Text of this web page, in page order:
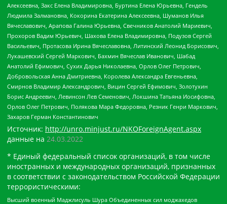
Алексеевна, Закс Елена Владимировна, Буртина Елена Юрьевна, Гендель
Людмила Залмановна, Кокорина Екатерина Алексеевна, Шуманов Илья
Вячеславович, Арапова Галина Юрьевна, Свечников Анатолий Мариевич,
Прохоров Вадим Юрьевич, Шахова Елена Владимировна, Подузов Сергей
Васильевич, Протасова Ирина Вячеславовна, Литинский Леонид Борисович,
Лукашевский Сергей Маркович, Бахмин Вячеслав Иванович, Шабад
Анатолий Ефимович, Сухих Дарья Николаевна, Орлов Олег Петрович,
Добровольская Анна Дмитриевна, Королева Александра Евгеньевна,
Смирнов Владимир Александрович, Вицин Сергей Ефимович, Золотухин
Борис Андреевич, Левинсон Лев Семенович, Локшина Татьяна Иосифовна,
Орлов Олег Петрович, Полякова Мара Федоровна, Резник Генри Маркович,
Захаров Герман Константинович
Источник: http://unro.minjust.ru/NKOForeignAgent.aspx
данные на 24.03.2022
* Единый федеральный список организаций, в том числе
иностранных и международных организаций, признанных
в соответствии с законодательством Российской Федерации
террористическими:
Высший военный Маджлисуль Шура Объединенных сил моджахедов